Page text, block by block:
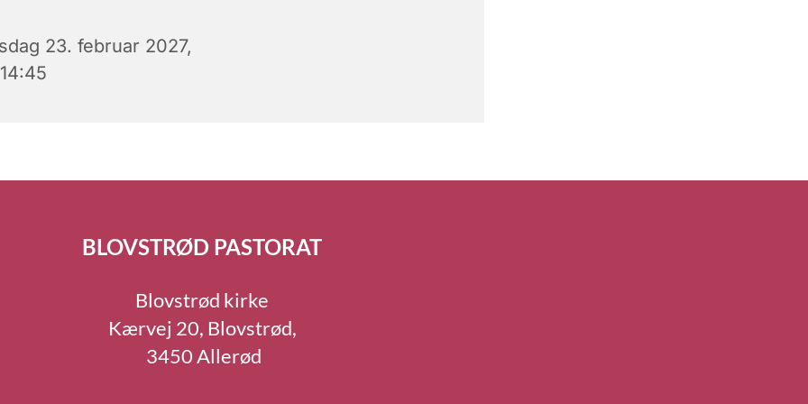
23. februar 2027,
BLOVSTRØD PASTORAT
Blovstrød kirke
Kærvej 20, Blovstrød,
3450 Allerød